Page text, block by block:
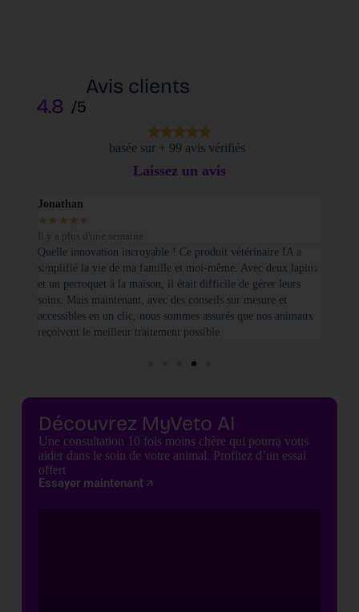
Avis clients
4.8 /5
basée sur + 99 avis vérifiés
Laissez un avis
Jonathan
★ ★ ★ ★ ★
Il y a plus d'une semaine
Quelle innovation incroyable ! Ce produit vétérinaire IA a
simplifié la vie de ma famille et moi-même. Avec deux lapins
et un perroquet à la maison, il était difficile de gérer leurs
soins. Mais maintenant, avec des conseils sur mesure et
accessibles en un clic, nous sommes assurés que nos animaux
reçoivent le meilleur traitement possible
Découvrez MyVeto AI
Une consultation 10 fois moins chère qui pourra vous
aider dans le soin de votre animal. Profitez d’un essai
offert
Essayer maintenant